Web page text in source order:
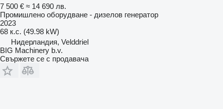
7 500 € ≈ 14 690 лв.
Промишлено оборудване - дизелов генератор
2023
68 к.с. (49.98 kW)
Нидерландия, Velddriel
BIG Machinery b.v.
Свържете се с продавача